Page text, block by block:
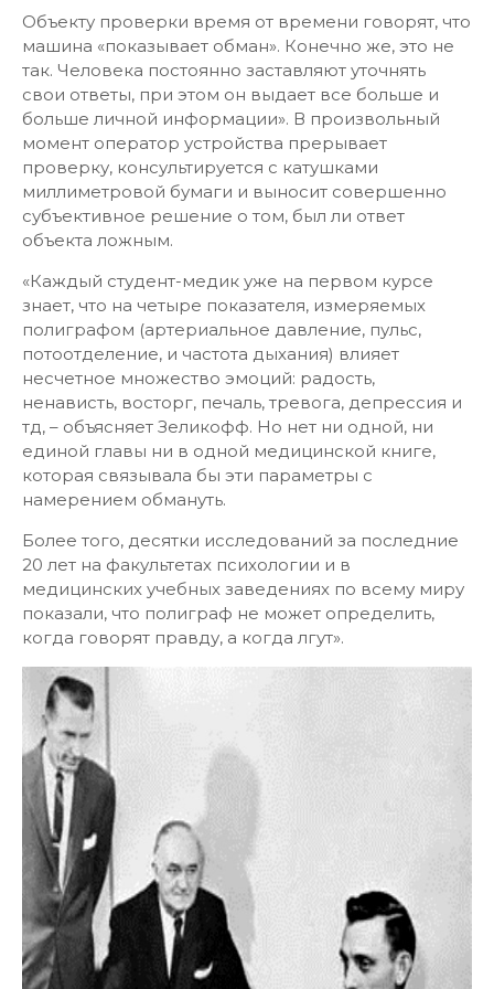
Объекту проверки время от времени говорят, что
машина «показывает обман». Конечно же, это не
так. Человека постоянно заставляют уточнять
свои ответы, при этом он выдает все больше и
больше личной информации». В произвольный
момент оператор устройства прерывает
проверку, консультируется с катушками
миллиметровой бумаги и выносит совершенно
субъективное решение о том, был ли ответ
объекта ложным.
«Каждый студент-медик уже на первом курсе
знает, что на четыре показателя, измеряемых
полиграфом (артериальное давление, пульс,
потоотделение, и частота дыхания) влияет
несчетное множество эмоций: радость,
ненависть, восторг, печаль, тревога, депрессия и
тд, – объясняет Зеликофф. Но нет ни одной, ни
единой главы ни в одной медицинской книге,
которая связывала бы эти параметры с
намерением обмануть.
Более того, десятки исследований за последние
20 лет на факультетах психологии и в
медицинских учебных заведениях по всему миру
показали, что полиграф не может определить,
когда говорят правду, а когда лгут».